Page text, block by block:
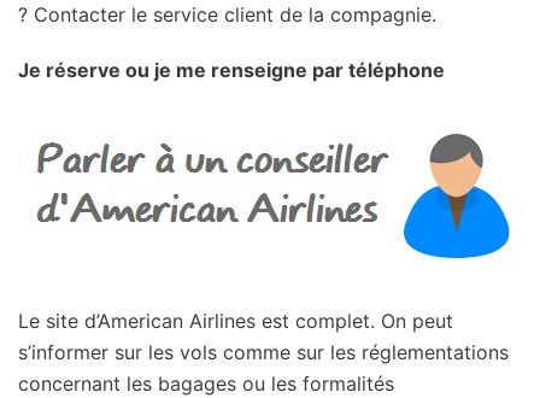
? Contacter le service client de la compagnie.
Je réserve ou je me renseigne par téléphone
Le site d’American Airlines est complet. On peut
s’informer sur les vols comme sur les réglementations
concernant les bagages ou les formalités